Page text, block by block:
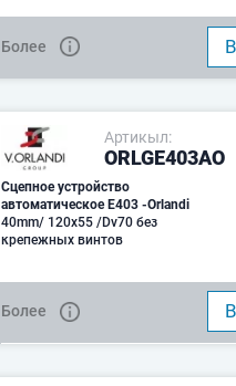
Более
Артикыл:
ORLGE403AO
Сцепное устройство
автоматическое E403 -Orlandi
40mm/ 120x55 /Dv70 без
крепежных винтов
Более